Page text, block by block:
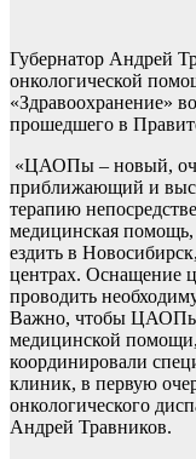
Губернатор Андрей
онкологической
«Здравоохранение»
прошедшего в
«ЦАОПы – новый,
приближающий и
терапию
медицинская помощь,
ездить в
центрах. Оснащение
проводить
Важно, чтобы ЦАОПы
медицинской помощи,
координировали
клиник, в первую
онкологического
Андрей Травников.